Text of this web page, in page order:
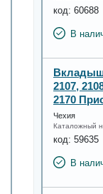
код: 60688
В
2107,
2170
Чехия
Каталожный
код: 59635
В